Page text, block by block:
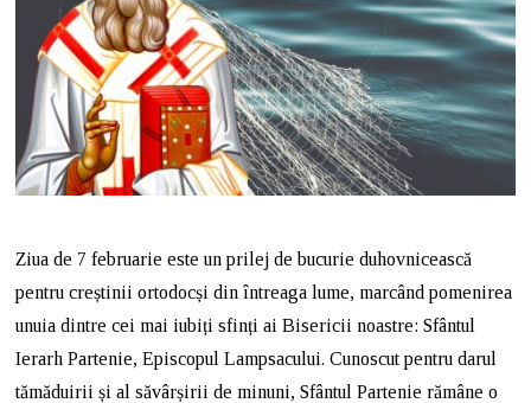
Ziua de 7 februarie este un prilej de bucurie duhovnicească
pentru creștinii ortodocși din întreaga lume, marcând pomenirea
unuia dintre cei mai iubiți sfinți ai Bisericii noastre: Sfântul
Ierarh Partenie, Episcopul Lampsacului. Cunoscut pentru darul
tămăduirii și al săvârșirii de minuni, Sfântul Partenie rămâne o